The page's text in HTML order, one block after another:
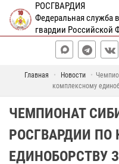
РОСГВАРДИЯ
Федеральная служба
гвардии Российской
Главная Новости
комплексному
ЧЕМПИОНАТ
РОСГВАРДИИ
ЕДИНОБОРСТВУ